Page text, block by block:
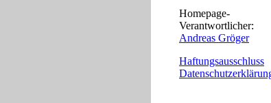
Homepage-
Verantwortlicher:
Andreas Gröger
Haftungsausschluss